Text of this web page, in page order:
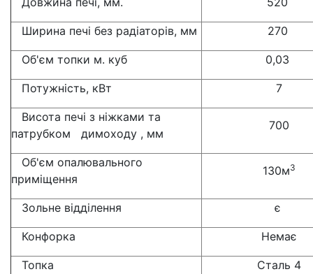
Ширина печі без радіаторів, мм 270
Об'єм топки м. куб 0,03
Потужність, кВт 7
Висота печі з ніжками та
патрубком димоходу , мм
700
Об'єм опалювального
приміщення
130м3
Зольне відділення є
Конфорка Немає
Топка Сталь 4